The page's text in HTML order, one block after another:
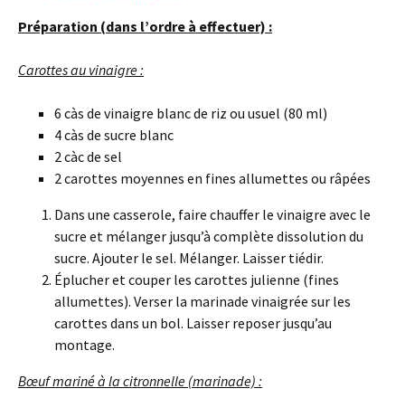
Préparation (dans l’ordre à effectuer) :
Carottes au vinaigre :
6 càs de vinaigre blanc de riz ou usuel (80 ml)
4 càs de sucre blanc
2 càc de sel
2 carottes moyennes en fines allumettes ou râpées
Dans une casserole, faire chauffer le vinaigre avec le
sucre et mélanger jusqu’à complète dissolution du
sucre. Ajouter le sel. Mélanger. Laisser tiédir.
Éplucher et couper les carottes julienne (fines
allumettes). Verser la marinade vinaigrée sur les
carottes dans un bol. Laisser reposer jusqu’au
montage.
Bœuf mariné à la citronnelle (marinade) :